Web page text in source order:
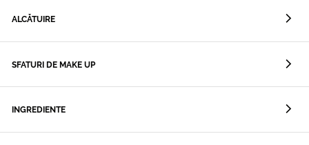
ALCĂTUIRE
SFATURI DE MAKE UP
INGREDIENTE